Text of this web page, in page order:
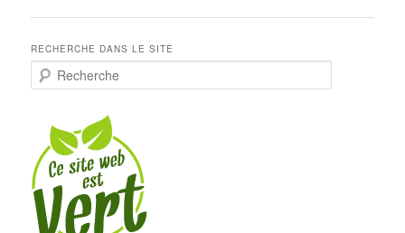
articles
RECHERCHE DANS LE SITE
e
c
h
e